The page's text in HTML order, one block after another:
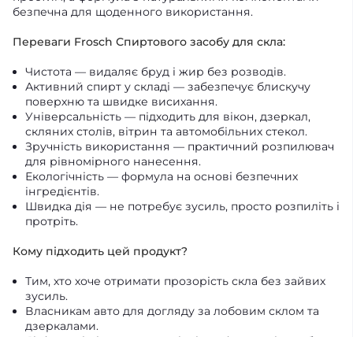
безпечна для щоденного використання.
Переваги Frosch Спиртового засобу для скла:
Чистота — видаляє бруд і жир без розводів.
Активний спирт у складі — забезпечує блискучу
поверхню та швидке висихання.
Універсальність — підходить для вікон, дзеркал,
скляних столів, вітрин та автомобільних стекол.
Зручність використання — практичний розпилювач
для рівномірного нанесення.
Екологічність — формула на основі безпечних
інгредієнтів.
Швидка дія — не потребує зусиль, просто розпиліть і
протріть.
Кому підходить цей продукт?
Тим, хто хоче отримати прозорість скла без зайвих
зусиль.
Власникам авто для догляду за лобовим склом та
дзеркалами.